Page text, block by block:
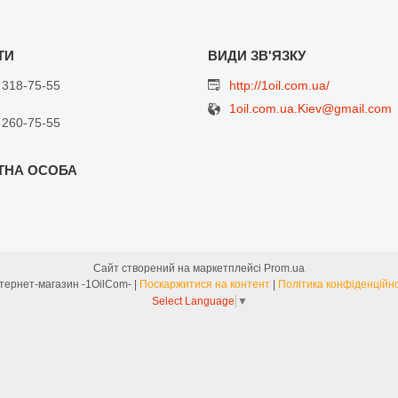
75-55
75-55
http://1oil.com.ua/
1oil.com.ua.Kiev@gmail.com
Сайт створений на маркетплейсі Prom.ua
Поскаржитися на контент
Політика
Select Language ▼